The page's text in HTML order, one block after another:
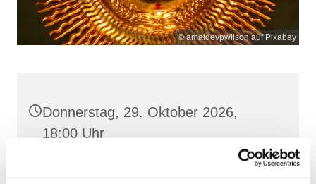
© amaldevpwilson auf Pixabay
Donnerstag, 29. Oktober 2026,
18:00 Uhr